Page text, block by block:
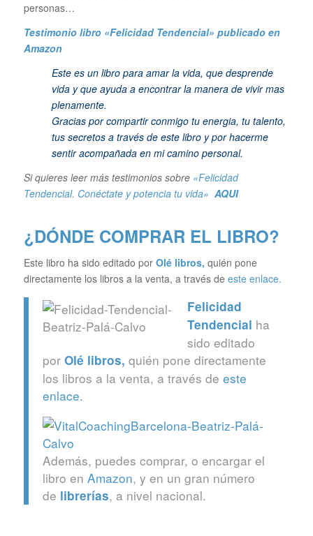
personas…
Testimonio libro «Felicidad Tendencial» publicado en
Amazon
Este es un libro para amar la vida, que desprende
vida y que ayuda a encontrar la manera de vivir mas
plenamente.
Gracias por compartir conmigo tu energia, tu talento,
tus secretos a través de este libro y por hacerme
sentir acompañada en mi camino personal.
Si quieres leer más testimonios sobre «Felicidad
Tendencial. Conéctate y potencia tu vida» AQUI
¿DÓNDE COMPRAR EL LIBRO?
Este libro ha sido editado por Olé libros, quién pone
directamente los libros a la venta, a través de este enlace.
Felicidad
Tendencial ha
sido editado
por Olé libros, quién pone directamente
los libros a la venta, a través de este
enlace.
Además, puedes comprar, o encargar el
libro en Amazon, y en un gran número
de librerías, a nivel nacional.